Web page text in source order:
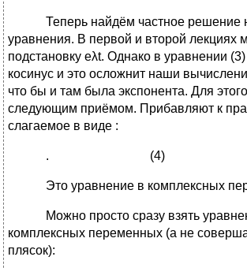
Теперь найдём частное решение
уравнения. В первой и второй лекциях
подстановку eλt. Однако в уравнении
косинус и это осложнит наши
что бы и там была экспонента. Для
следующим приёмом. Прибавляют к
слагаемое в виде :
. (4)
Это уравнение в комплексных
Можно просто сразу взять
комплексных переменных (а не
плясок):